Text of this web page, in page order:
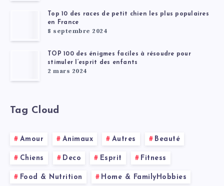
Top 10 des races de petit chien les plus populaires
en France
8 septembre 2024
TOP 100 des énigmes faciles à résoudre pour
stimuler l’esprit des enfants
2 mars 2024
Tag Cloud
Amour Animaux Autres Beauté
Chiens Deco Esprit Fitness
Food & Nutrition Home & FamilyHobbies